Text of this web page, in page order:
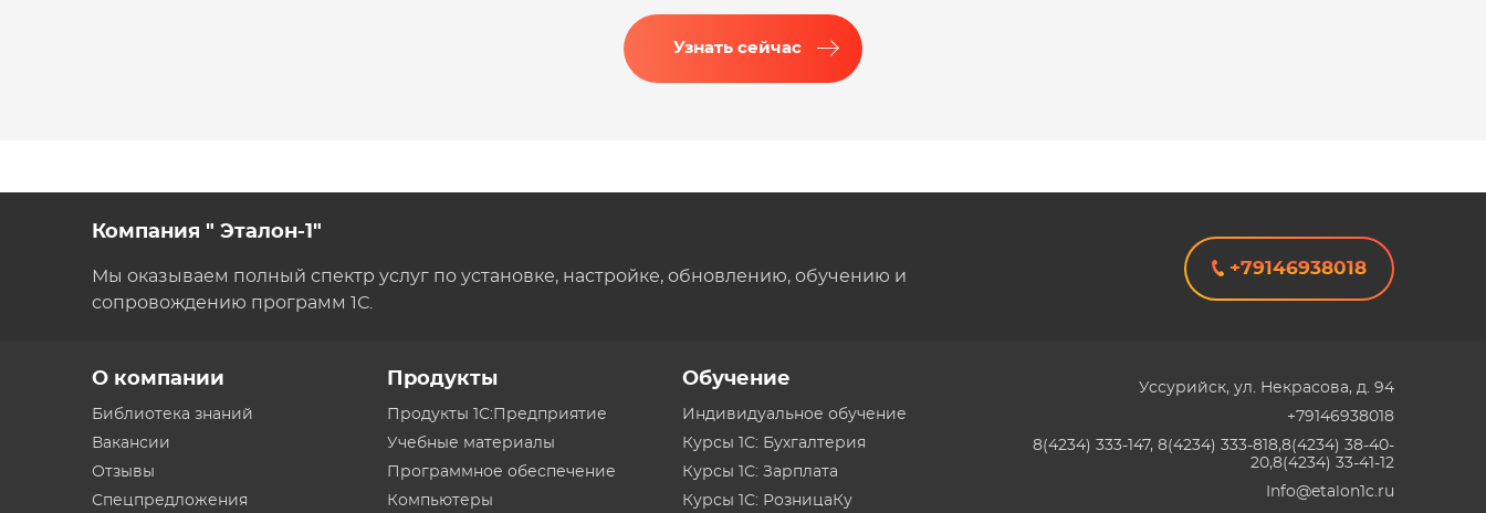
Узнать сейчас
Компания " Эталон-1"
Мы оказываем полный спектр услуг по установке, настройке, обновлению, обучению и
сопровождению программ 1С.
+79146938018
О компании
Библиотека знаний
Вакансии
Отзывы
Спецпредложения
Продукты
Продукты 1С:Предприятие
Учебные материалы
Программное обеспечение
Компьютеры
Обучение
Индивидуальное обучение
Курсы 1С: Бухгалтерия
Курсы 1С: Зарплата
Курсы 1С: РозницаКу
Уссурийск, ул. Некрасова, д. 94
+79146938018
8(4234) 333-147, 8(4234) 333-818,8(4234) 38-40-
20,8(4234) 33-41-12
Info@etalon1c.ru